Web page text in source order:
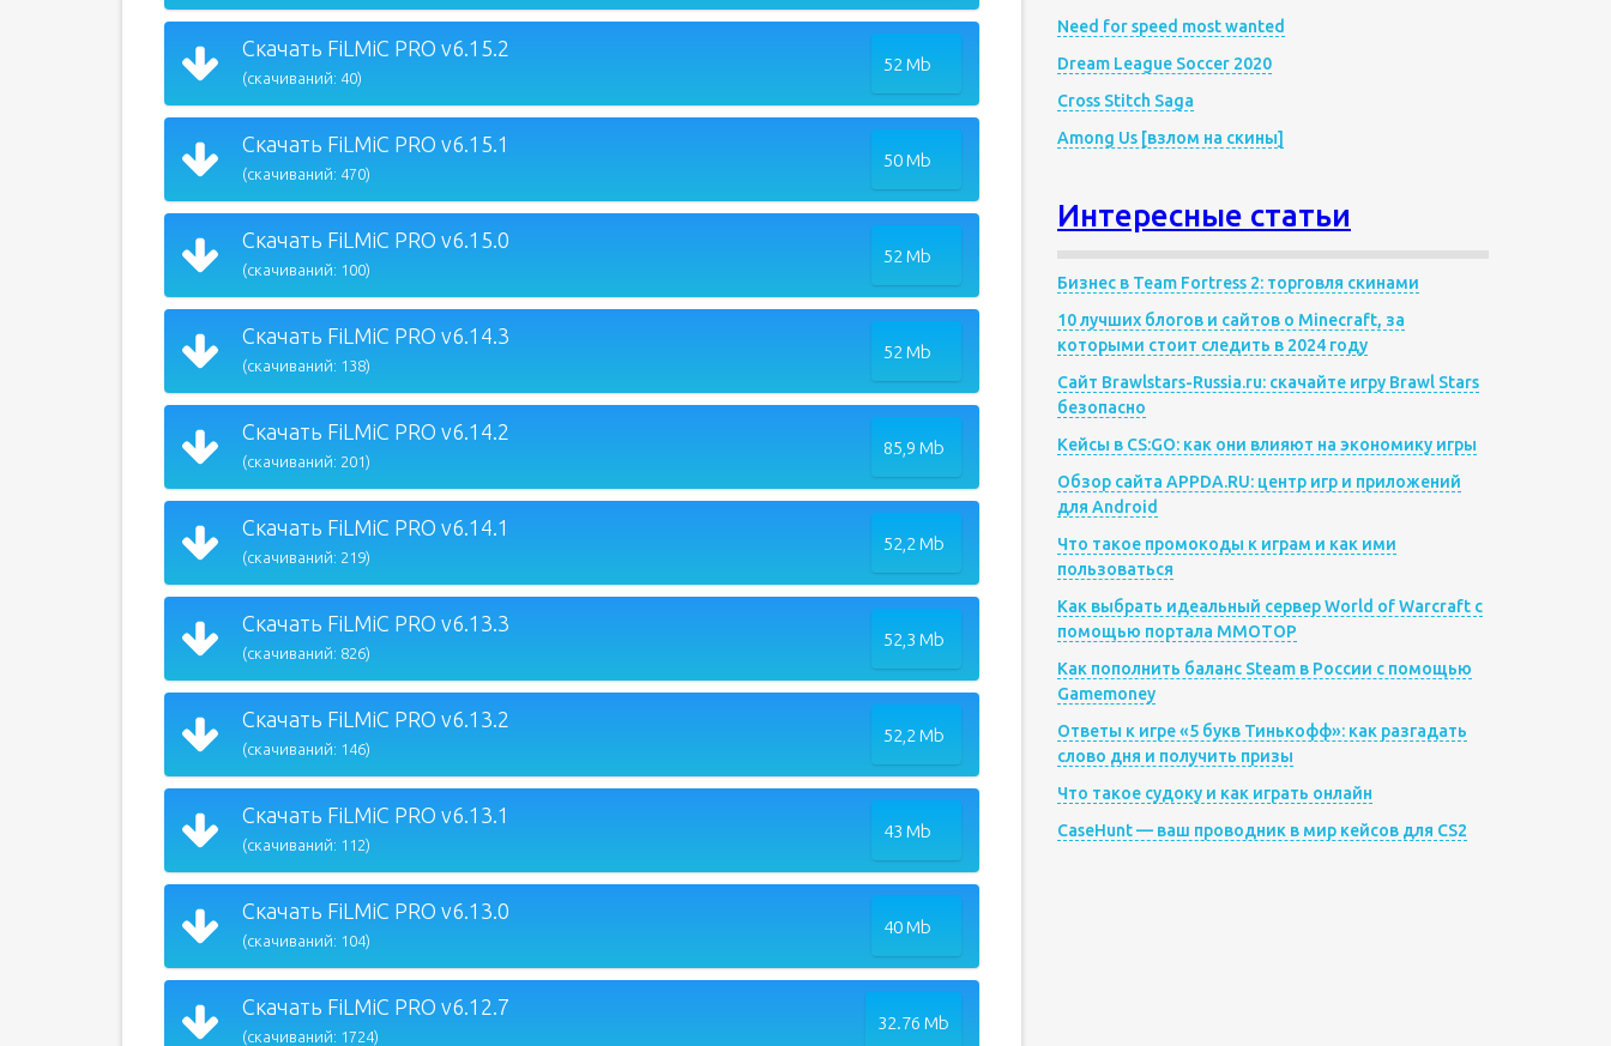
Скачать FiLMiC PRO v6.15.2
(скачиваний: 40)
52 Mb
Скачать FiLMiC PRO v6.15.1
(скачиваний: 470)
50 Mb
Скачать FiLMiC PRO v6.15.0
(скачиваний: 100)
52 Mb
Скачать FiLMiC PRO v6.14.3
(скачиваний: 138)
52 Mb
Скачать FiLMiC PRO v6.14.2
(скачиваний: 201)
85,9 Mb
Скачать FiLMiC PRO v6.14.1
(скачиваний: 219)
52,2 Mb
Скачать FiLMiC PRO v6.13.3
(скачиваний: 826)
52,3 Mb
Скачать FiLMiC PRO v6.13.2
(скачиваний: 146)
52,2 Mb
Скачать FiLMiC PRO v6.13.1
(скачиваний: 112)
43 Mb
Скачать FiLMiC PRO v6.13.0
(скачиваний: 104)
40 Mb
Скачать FiLMiC PRO v6.12.7
(скачиваний: 1724)
32.76 Mb
Need for speed most wanted
Dream League Soccer 2020
Cross Stitch Saga
Among Us [взлом на скины]
Интересные статьи
Бизнес в Team Fortress 2: торговля скинами
10 лучших блогов и сайтов о Minecraft, за
которыми стоит следить в 2024 году
Сайт Brawlstars-Russia.ru: скачайте игру Brawl Stars
безопасно
Кейсы в CS:GO: как они влияют на экономику игры
Обзор сайта APPDA.RU: центр игр и приложений
для Android
Что такое промокоды к играм и как ими
пользоваться
Как выбрать идеальный сервер World of Warcraft с
помощью портала MMOTOP
Как пополнить баланс Steam в России с помощью
Gamemoney
Ответы к игре «5 букв Тинькофф»: как разгадать
слово дня и получить призы
Что такое судоку и как играть онлайн
CaseHunt — ваш проводник в мир кейсов для CS2